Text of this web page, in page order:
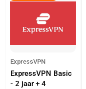
ExpressVPN
ExpressVPN Basic
- 2 jaar + 4